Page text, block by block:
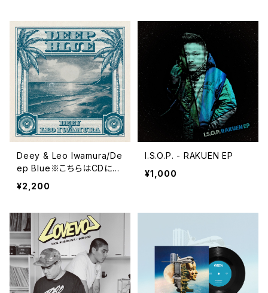
Deey & Leo Iwamura/De
ep Blue※こちらはCDにな
ります。
¥2,200
I.S.O.P. - RAKUEN EP
¥1,000